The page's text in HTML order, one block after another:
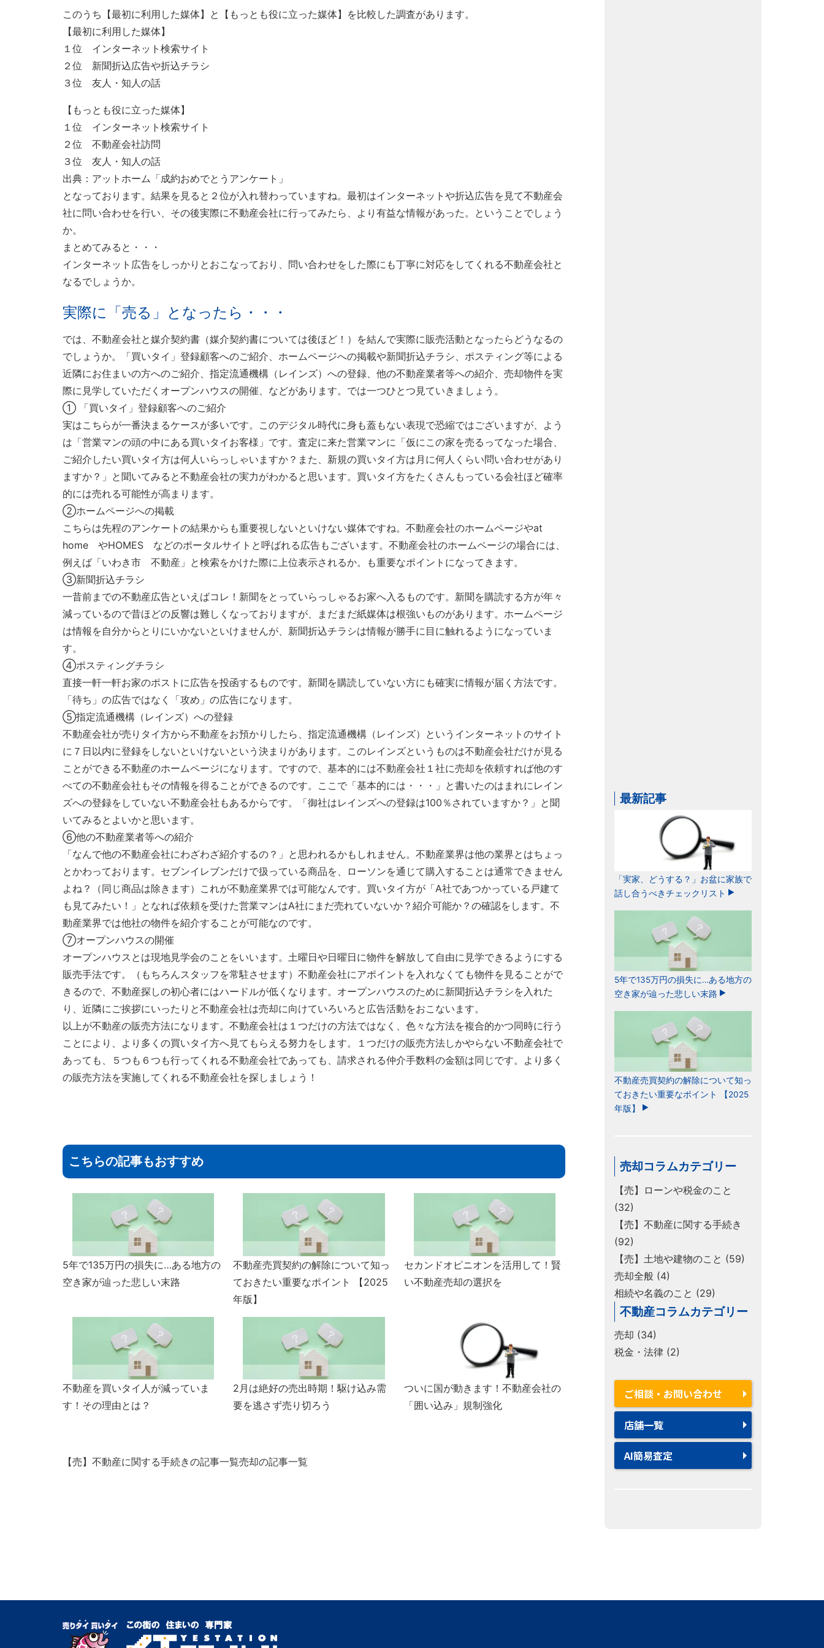
このうち【最初に利用した媒体】と【もっとも役に立った媒体】を比較した調査があります。
【最初に利用した媒体】
１位 インターネット検索サイト
２位 新聞折込広告や折込チラシ
３位 友人・知人の話
【もっとも役に立った媒体】
１位 インターネット検索サイト
２位 不動産会社訪問
３位 友人・知人の話
出典：アットホーム「成約おめでとうアンケート」
となっております。結果を見ると２位が入れ替わっていますね。最初はインターネットや折込広告を見て不動産会
社に問い合わせを行い、その後実際に不動産会社に行ってみたら、より有益な情報があった。ということでしょう
か。
まとめてみると・・・
インターネット広告をしっかりとおこなっており、問い合わせをした際にも丁寧に対応をしてくれる不動産会社と
なるでしょうか。
実際に「売る」となったら・・・
では、不動産会社と媒介契約書（媒介契約書については後ほど！）を結んで実際に販売活動となったらどうなるの
でしょうか。「買いタイ」登録顧客へのご紹介、ホームページへの掲載や新聞折込チラシ、ポスティング等による
近隣にお住まいの方へのご紹介、指定流通機構（レインズ）への登録、他の不動産業者等への紹介、売却物件を実
際に見学していただくオープンハウスの開催、などがあります。では一つひとつ見ていきましょう。
① 「買いタイ」登録顧客へのご紹介
実はこちらが一番決まるケースが多いです。このデジタル時代に身も蓋もない表現で恐縮ではございますが、よう
は「営業マンの頭の中にある買いタイお客様」です。査定に来た営業マンに「仮にこの家を売るってなった場合、
ご紹介したい買いタイ方は何人いらっしゃいますか？また、新規の買いタイ方は月に何人くらい問い合わせがあり
ますか？」と聞いてみると不動産会社の実力がわかると思います。買いタイ方をたくさんもっている会社ほど確率
的には売れる可能性が高まります。
②ホームページへの掲載
こちらは先程のアンケートの結果からも重要視しないといけない媒体ですね。不動産会社のホームページやat
home やHOMES などのポータルサイトと呼ばれる広告もございます。不動産会社のホームページの場合には、
例えば「いわき市 不動産」と検索をかけた際に上位表示されるか。も重要なポイントになってきます。
③新聞折込チラシ
一昔前までの不動産広告といえばコレ！新聞をとっていらっしゃるお家へ入るものです。新聞を購読する方が年々
減っているので昔ほどの反響は難しくなっておりますが、まだまだ紙媒体は根強いものがあります。ホームページ
は情報を自分からとりにいかないといけませんが、新聞折込チラシは情報が勝手に目に触れるようになっていま
す。
④ポスティングチラシ
直接一軒一軒お家のポストに広告を投函するものです。新聞を購読していない方にも確実に情報が届く方法です。
「待ち」の広告ではなく「攻め」の広告になります。
⑤指定流通機構（レインズ）への登録
不動産会社が売りタイ方から不動産をお預かりしたら、指定流通機構（レインズ）というインターネットのサイト
に７日以内に登録をしないといけないという決まりがあります。このレインズというものは不動産会社だけが見る
ことができる不動産のホームページになります。ですので、基本的には不動産会社１社に売却を依頼すれば他のす
べての不動産会社もその情報を得ることができるのです。ここで「基本的には・・・」と書いたのはまれにレイン
ズへの登録をしていない不動産会社もあるからです。「御社はレインズへの登録は100％されていますか？」と聞
いてみるとよいかと思います。
⑥他の不動産業者等への紹介
「なんで他の不動産会社にわざわざ紹介するの？」と思われるかもしれません。不動産業界は他の業界とはちょっ
とかわっております。セブンイレブンだけで扱っている商品を、ローソンを通じて購入することは通常できません
よね？（同じ商品は除きます）これが不動産業界では可能なんです。買いタイ方が「A社であつかっている戸建て
も見てみたい！」となれば依頼を受けた営業マンはA社にまだ売れていないか？紹介可能か？の確認をします。不
動産業界では他社の物件を紹介することが可能なのです。
⑦オープンハウスの開催
オープンハウスとは現地見学会のことをいいます。土曜日や日曜日に物件を解放して自由に見学できるようにする
販売手法です。（もちろんスタッフを常駐させます）不動産会社にアポイントを入れなくても物件を見ることがで
きるので、不動産探しの初心者にはハードルが低くなります。オープンハウスのために新聞折込チラシを入れた
り、近隣にご挨拶にいったりと不動産会社は売却に向けていろいろと広告活動をおこないます。
以上が不動産の販売方法になります。不動産会社は１つだけの方法ではなく、色々な方法を複合的かつ同時に行う
ことにより、より多くの買いタイ方へ見てもらえる努力をします。１つだけの販売方法しかやらない不動産会社で
あっても、５つも６つも行ってくれる不動産会社であっても、請求される仲介手数料の金額は同じです。より多く
の販売方法を実施してくれる不動産会社を探しましょう！
こちらの記事もおすすめ
5年で135万円の損失に…ある地方の
空き家が辿った悲しい末路
不動産売買契約の解除について知っ
ておきたい重要なポイント 【2025
年版】
セカンドオピニオンを活用して！賢
い不動産売却の選択を
不動産を買いタイ人が減っていま
す！その理由とは？
2月は絶好の売出時期！駆け込み需
要を逃さず売り切ろう
ついに国が動きます！不動産会社の
「囲い込み」規制強化
【売】不動産に関する手続きの記事一覧売却の記事一覧
最新記事
「実家、どうする？」お盆に家族で
話し合うべきチェックリスト
5年で135万円の損失に…ある地方の
空き家が辿った悲しい末路
不動産売買契約の解除について知っ
ておきたい重要なポイント 【2025
年版】
売却コラムカテゴリー
【売】ローンや税金のこと
(32)
【売】不動産に関する手続き
(92)
【売】土地や建物のこと (59)
売却全般 (4)
相続や名義のこと (29)
不動産コラムカテゴリー
売却 (34)
税金・法律 (2)
ご相談・お問い合わせ
店舗一覧
AI簡易査定